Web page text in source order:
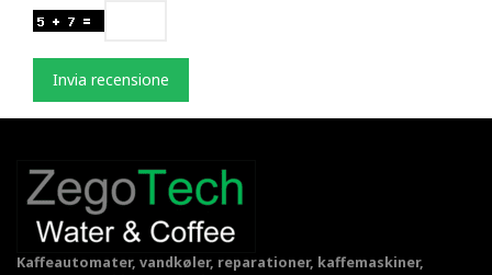
Invia recensione
Kaffeautomater, vandkøler, reparationer, kaffemaskiner,